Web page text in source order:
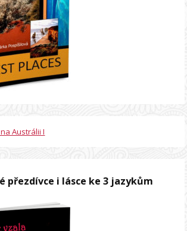
Austrálii I
přezdívce i lásce ke 3 jazykům